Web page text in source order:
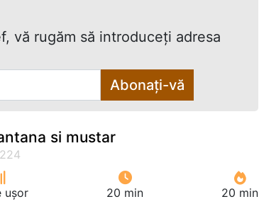
vă rugăm să introduceţi adresa
Abonați-vă
si mustar
ușor 20 min 20 min